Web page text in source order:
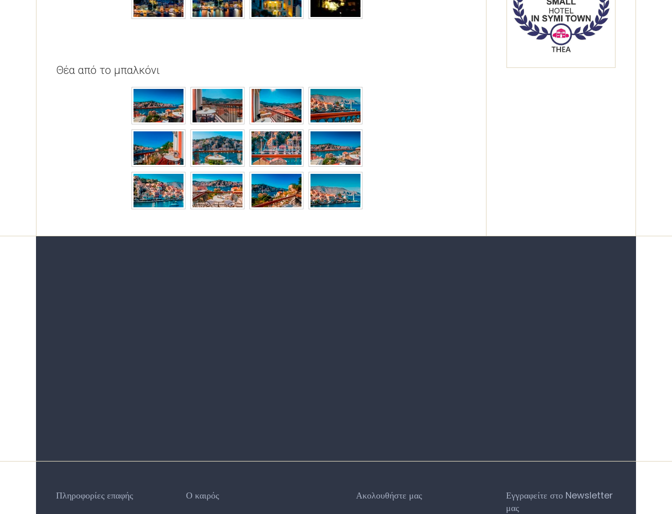
Θέα από το μπαλκόνι
Πληροφορίες επαφής Ο καιρός Ακολουθήστε μας
Εγγραφείτε στο Newsletter
μας